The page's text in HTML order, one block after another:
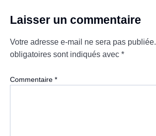
Laisser un commentaire
Votre adresse e-mail ne sera pas publiée.
obligatoires sont indiqués avec *
Commentaire *